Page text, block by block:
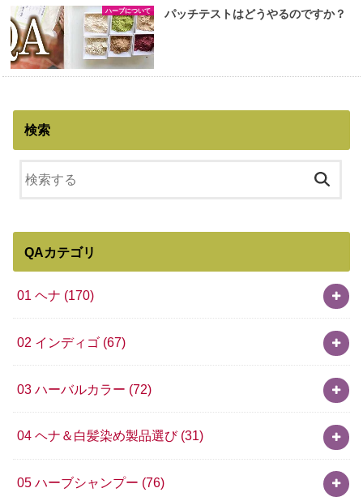
ハーブについて パッチテストはどうやるのですか？
検索
QAカテゴリ
01 ヘナ (170)
02 インディゴ (67)
03 ハーバルカラー (72)
04 ヘナ＆白髪染め製品選び (31)
05 ハーブシャンプー (76)